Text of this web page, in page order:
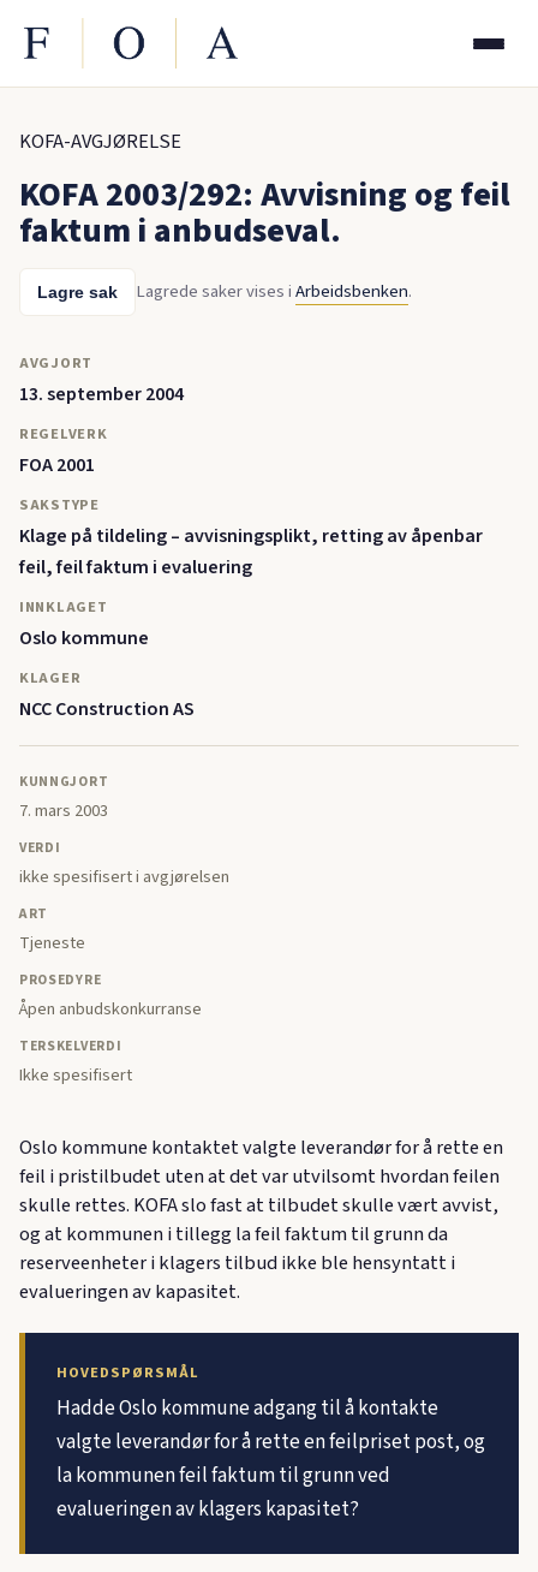
KOFA-AVGJØRELSE
KOFA 2003/292: Avvisning og feil
faktum i anbudseval.
Lagre sak Lagrede saker vises iArbeidsbenken.
AVGJORT
13. september 2004
REGELVERK
FOA 2001
SAKSTYPE
Klage på tildeling – avvisningsplikt, retting av åpenbar
feil, feil faktum i evaluering
INNKLAGET
Oslo kommune
KLAGER
NCC Construction AS
KUNNGJORT
7. mars 2003
VERDI
ikke spesifisert i avgjørelsen
ART
Tjeneste
PROSEDYRE
Åpen anbudskonkurranse
TERSKELVERDI
Ikke spesifisert
Oslo kommune kontaktet valgte leverandør for å rette en
feil i pristilbudet uten at det var utvilsomt hvordan feilen
skulle rettes. KOFA slo fast at tilbudet skulle vært avvist,
og at kommunen i tillegg la feil faktum til grunn da
reserveenheter i klagers tilbud ikke ble hensyntatt i
evalueringen av kapasitet.
HOVEDSPØRSMÅL
Hadde Oslo kommune adgang til å kontakte
valgte leverandør for å rette en feilpriset post, og
la kommunen feil faktum til grunn ved
evalueringen av klagers kapasitet?